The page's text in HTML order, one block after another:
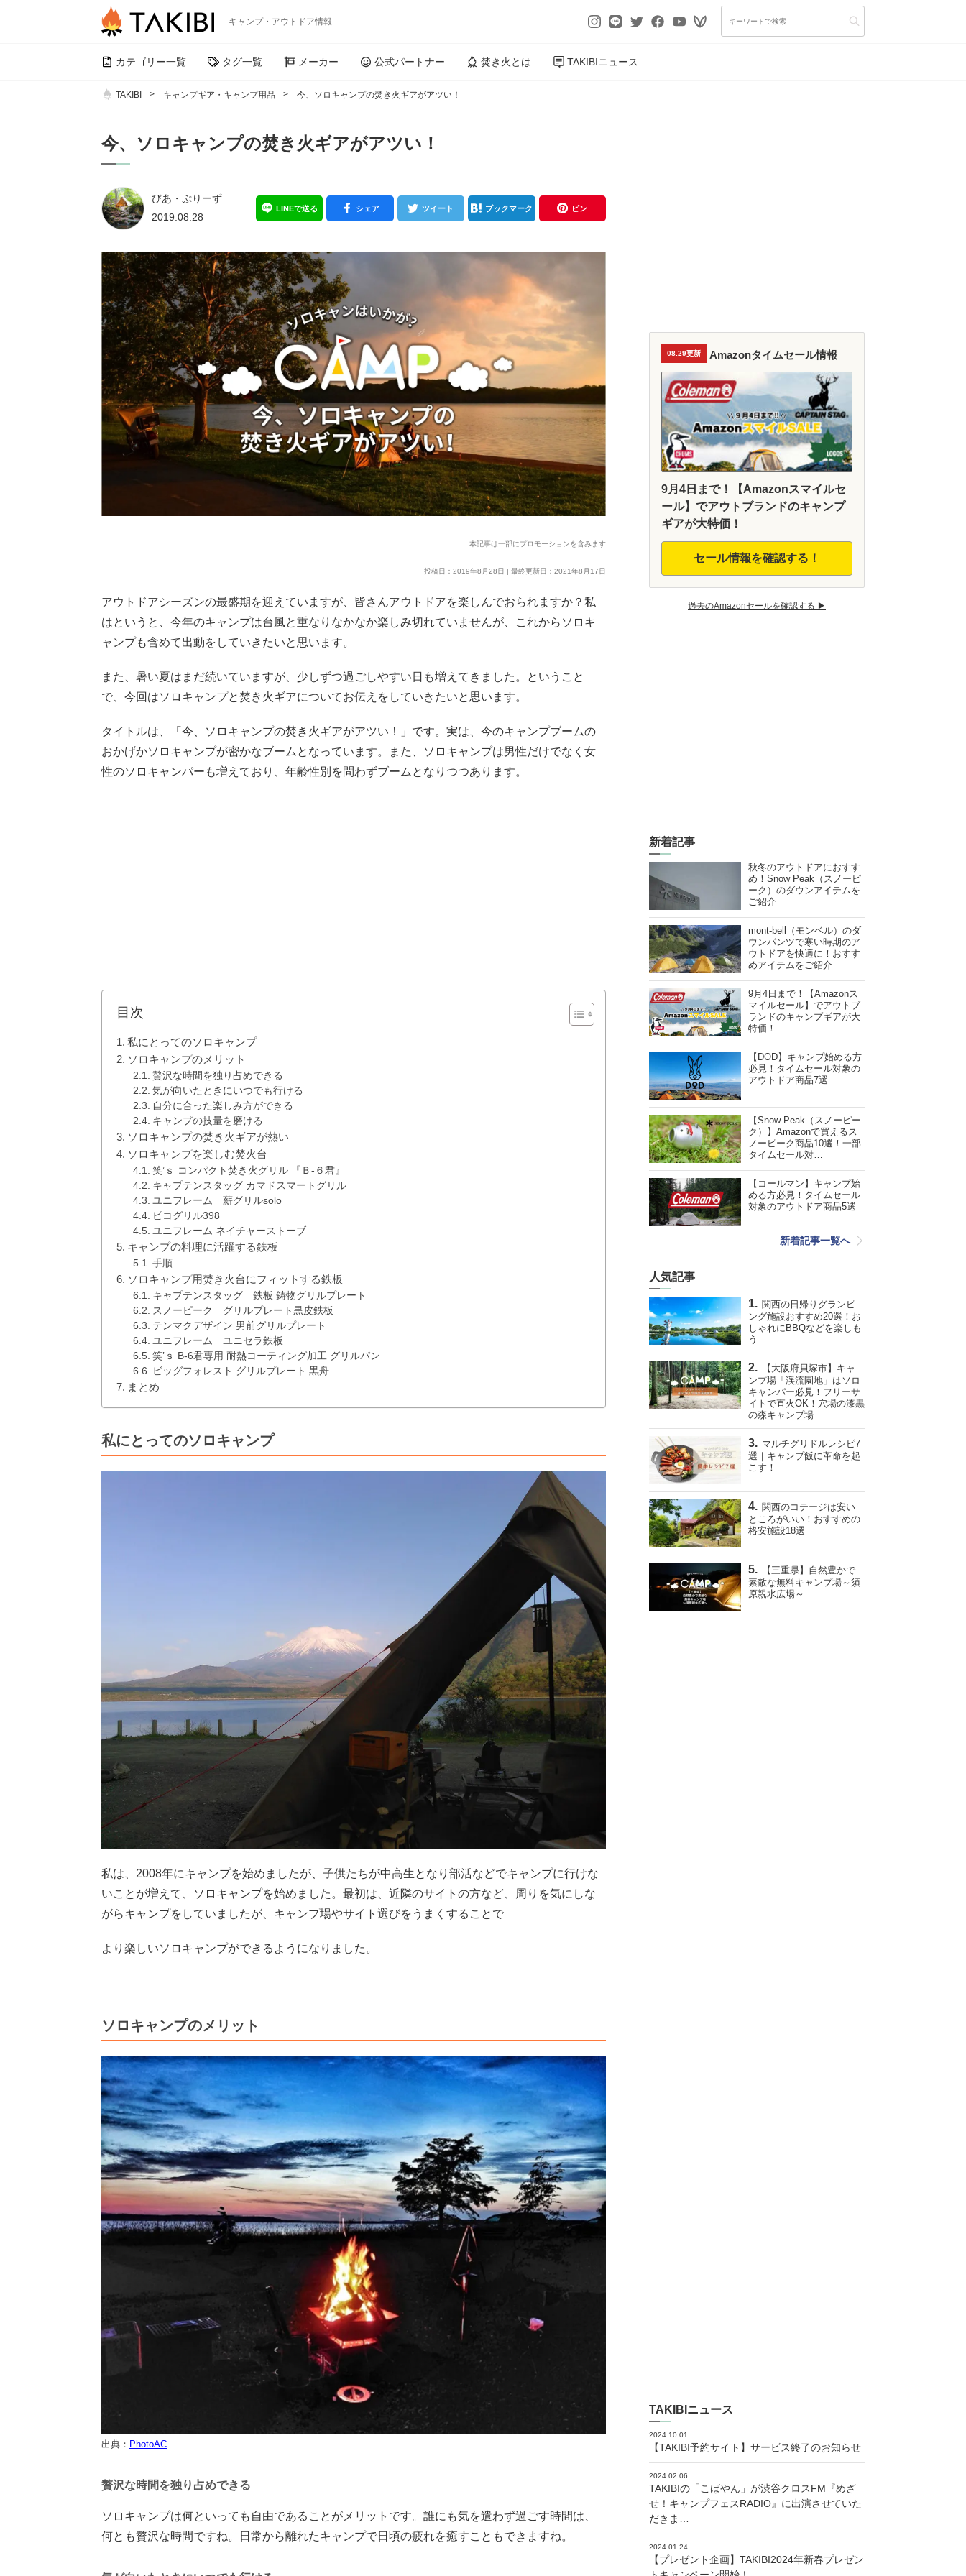
キャンプ・アウトドア情報
カテゴリー一覧 タグ一覧 メーカー 公式パートナー 焚き火とは TAKIBIニュース
TAKIBI キャンプギア・キャンプ用品 今、ソロキャンプの焚き火ギアがアツい！
今、ソロキャンプの焚き火ギアがアツい！
びあ・ぷりーず
2019.08.28
LINEで送る シェア ツイート ブックマーク ピン
本記事は一部にプロモーションを含みます
投稿日：2019年8月28日 | 最終更新日：2021年8月17日
アウトドアシーズンの最盛期を迎えていますが、皆さんアウトドアを楽しんでおられますか？私
はというと、今年のキャンプは台風と重なりなかなか楽しみ切れていませんが、これからソロキ
ャンプも含めて出動をしていきたいと思います。
また、暑い夏はまだ続いていますが、少しずつ過ごしやすい日も増えてきました。ということ
で、今回はソロキャンプと焚き火ギアについてお伝えをしていきたいと思います。
タイトルは、「今、ソロキャンプの焚き火ギアがアツい！」です。実は、今のキャンプブームの
おかげかソロキャンプが密かなブームとなっています。また、ソロキャンプは男性だけでなく女
性のソロキャンパーも増えており、年齢性別を問わずブームとなりつつあります。
目次
私にとってのソロキャンプ
ソロキャンプのメリット
贅沢な時間を独り占めできる
気が向いたときにいつでも行ける
自分に合った楽しみ方ができる
キャンプの技量を磨ける
ソロキャンプの焚き火ギアが熱い
ソロキャンプを楽しむ焚火台
笑’ｓ コンパクト焚き火グリル 『Ｂ-６君』
キャプテンスタッグ カマドスマートグリル
ユニフレーム 薪グリルsolo
ピコグリル398
ユニフレーム ネイチャーストーブ
キャンプの料理に活躍する鉄板
手順
ソロキャンプ用焚き火台にフィットする鉄板
キャプテンスタッグ 鉄板 鋳物グリルプレート
スノーピーク グリルプレート黒皮鉄板
テンマクデザイン 男前グリルプレート
ユニフレーム ユニセラ鉄板
笑’ｓ B-6君専用 耐熱コーティング加工 グリルパン
ビッグフォレスト グリルプレート 黒舟
まとめ
私にとってのソロキャンプ
私は、2008年にキャンプを始めましたが、子供たちが中高生となり部活などでキャンプに行けな
いことが増えて、ソロキャンプを始めました。最初は、近隣のサイトの方など、周りを気にしな
がらキャンプをしていましたが、キャンプ場やサイト選びをうまくすることで
より楽しいソロキャンプができるようになりました。
ソロキャンプのメリット
出典： PhotoAC
贅沢な時間を独り占めできる
ソロキャンプは何といっても自由であることがメリットです。誰にも気を遣わず過ごす時間は、
何とも贅沢な時間ですね。日常から離れたキャンプで日頃の疲れを癒すこともできますね。
08.29更新 Amazonタイムセール情報
9月4日まで！【Amazonスマイルセ
ール】でアウトブランドのキャンプ
ギアが大特価！
セール情報を確認する！
過去のAmazonセールを確認する ▶︎
新着記事
秋冬のアウトドアにおすす
め！Snow Peak（スノーピ
ーク）のダウンアイテムを
ご紹介
mont-bell（モンベル）のダ
ウンパンツで寒い時期のア
ウトドアを快適に！おすす
めアイテムをご紹介
9月4日まで！【Amazonス
マイルセール】でアウトブ
ランドのキャンプギアが大
特価！
【DOD】キャンプ始める方
必見！タイムセール対象の
アウトドア商品7選
【Snow Peak（スノーピー
ク）】Amazonで買えるス
ノーピーク商品10選！一部
タイムセール対…
【コールマン】キャンプ始
める方必見！タイムセール
対象のアウトドア商品5選
新着記事一覧へ
人気記事
関西の日帰りグランピ
ング施設おすすめ20選！お
しゃれにBBQなどを楽しも
う
【大阪府貝塚市】キャ
ンプ場「渓流園地」はソロ
キャンパー必見！フリーサ
イトで直火OK！穴場の漆黒
の森キャンプ場
マルチグリドルレシピ7
選｜キャンプ飯に革命を起
こす！
関西のコテージは安い
ところがいい！おすすめの
格安施設18選
【三重県】自然豊かで
素敵な無料キャンプ場～須
原親水広場～
TAKIBIニュース
2024.10.01
【TAKIBI予約サイト】サービス終了のお知らせ
2024.02.06
TAKIBIの「こばやん」が渋谷クロスFM『めざ
せ！キャンプフェスRADIO』に出演させていた
だきま…
2024.01.24
【プレゼント企画】TAKIBI2024年新春プレゼン